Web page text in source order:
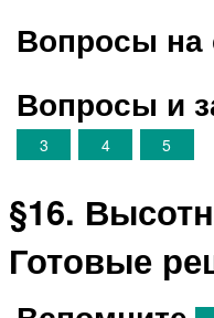
Вопросы на
Вопросы и
3
4 5
§16.
Готовые